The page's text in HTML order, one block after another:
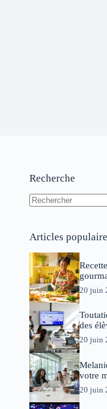
Recherche
Articles
20 juin
des
20 juin
votre
20 juin